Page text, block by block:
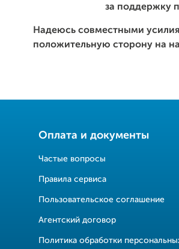
за поддержку
Надеюсь совместными
положительную сторону на
Оплата и документы
Частые вопросы
Правила сервиса
Пользовательское соглашение
Агентский договор
Политика обработки